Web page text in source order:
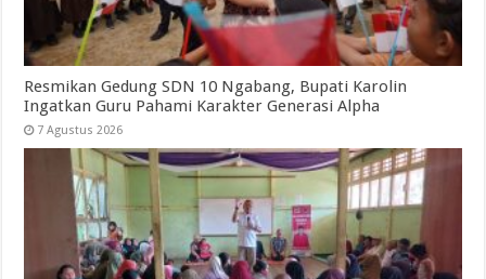
Resmikan Gedung SDN 10 Ngabang, Bupati Karolin
Ingatkan Guru Pahami Karakter Generasi Alpha
7 Agustus 2026